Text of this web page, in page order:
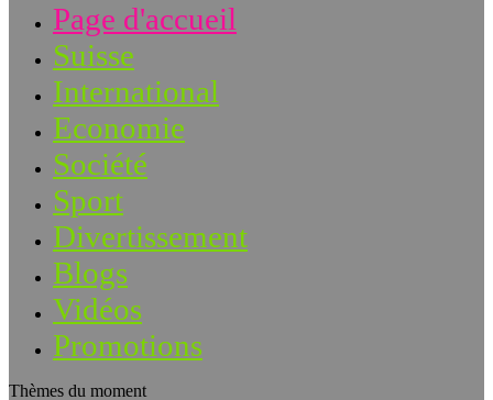
Page d'accueil
Suisse
International
Economie
Société
Sport
Divertissement
Blogs
Vidéos
Promotions
Thèmes du moment